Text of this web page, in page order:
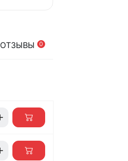
ОТЗЫВЫ 0